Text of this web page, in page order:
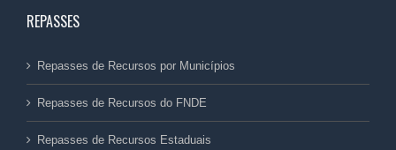
REPASSES
Repasses de Recursos por Municípios
Repasses de Recursos do FNDE
Repasses de Recursos Estaduais